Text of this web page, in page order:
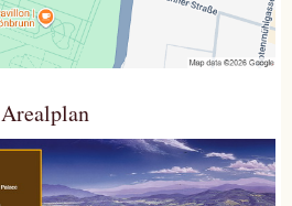
Arealplan